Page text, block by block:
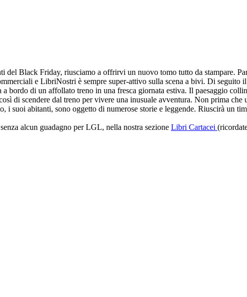
del Black Friday, riusciamo a offrirvi un nuovo tomo tutto da stampare.
e LibriNostri è sempre super-attivo sulla scena a bivi. Di
bordo di un affollato treno in una fresca giornata estiva. Il paesaggio
di scendere dal treno per vivere una inusuale avventura. Non prima
suoi abitanti, sono oggetto di numerose storie e leggende. Riuscirà un
alcun guadagno per LGL, nella nostra sezione Libri Cartacei